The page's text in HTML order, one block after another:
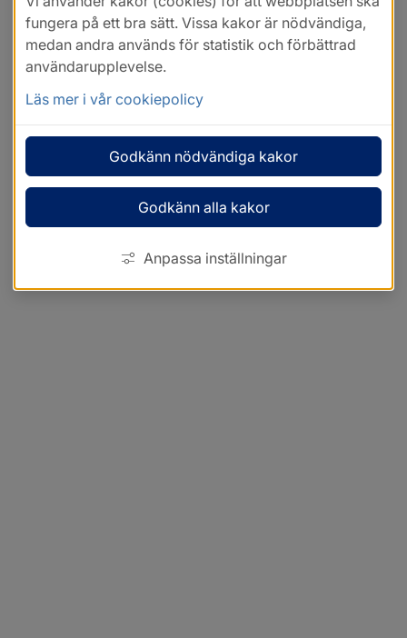
fungera på ett bra sätt. Vissa kakor är nödvändiga,
medan andra används för statistik och förbättrad
användarupplevelse.
Läs mer i vår cookiepolicy
Godkänn nödvändiga kakor
Godkänn alla kakor
Anpassa inställningar